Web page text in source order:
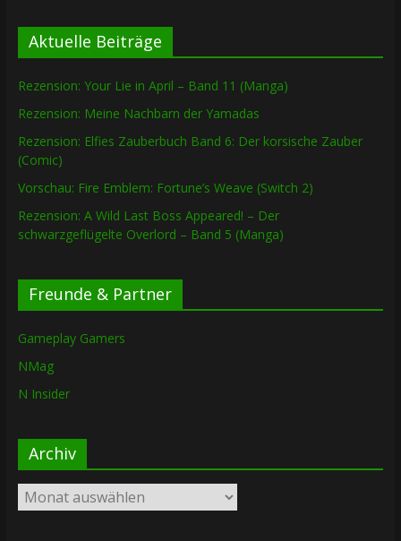
Aktuelle Beiträge
Rezension: Your Lie in April – Band 11 (Manga)
Rezension: Meine Nachbarn der Yamadas
Rezension: Elfies Zauberbuch Band 6: Der korsische Zauber
(Comic)
Vorschau: Fire Emblem: Fortune’s Weave (Switch 2)
Rezension: A Wild Last Boss Appeared! – Der
schwarzgeflügelte Overlord – Band 5 (Manga)
Freunde & Partner
Gameplay Gamers
NMag
N Insider
Archiv
Archiv